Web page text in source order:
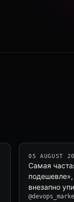
05 AUGUST
Самая
внезапно